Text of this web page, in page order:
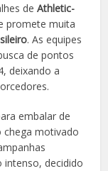
deAthletic-
promete muita
. As equipes
de pontos
deixando a
embalar de
chega motivado
intenso, decidido